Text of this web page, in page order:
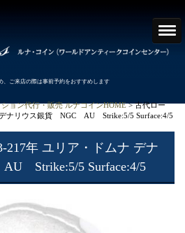
、ご来店の際は事前予約をおすすめします
ョン代行・販売 ルナコインHOME> 古代ロー
ナリウス銀貨 NGC AU Strike:5/5 Surface:4/5
年 ユリア・ドムナ デナ
Strike:5/5 Surface:4/5